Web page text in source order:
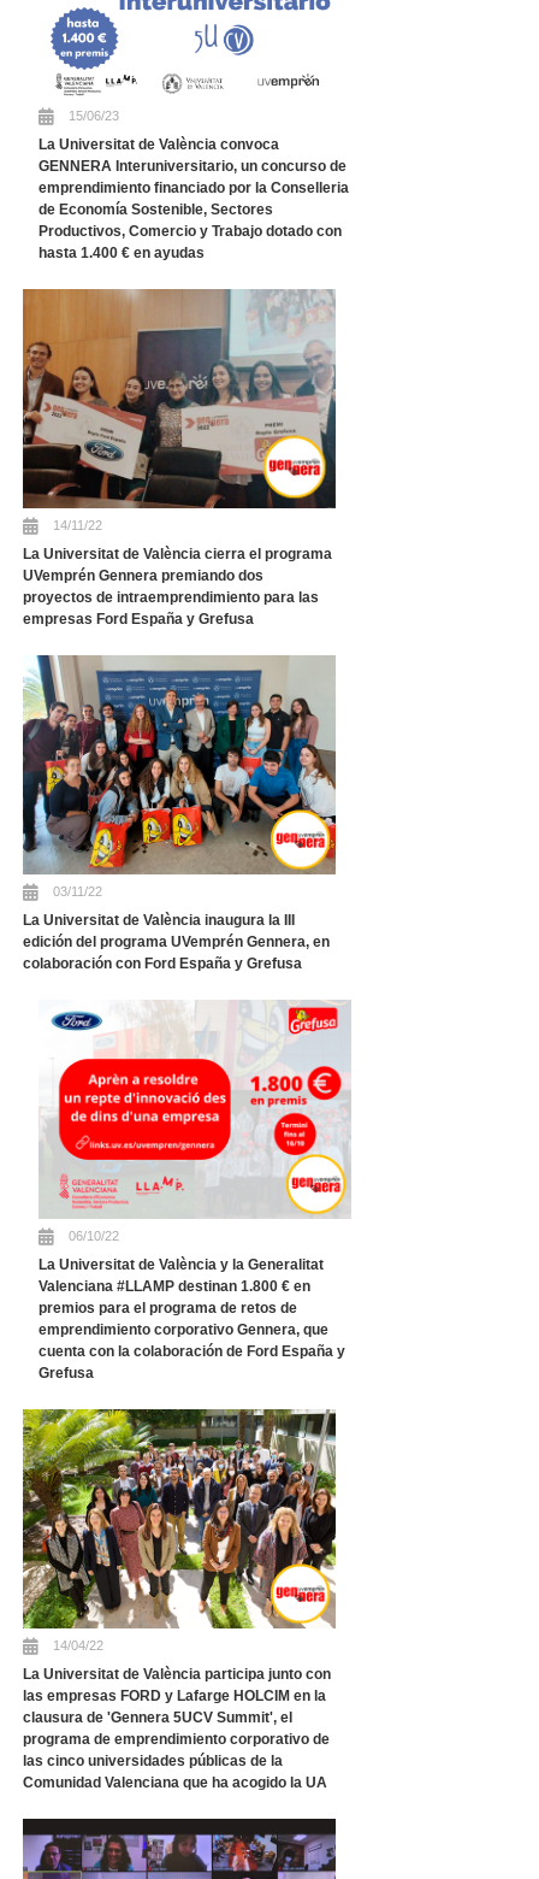
15/06/23
La Universitat de València convoca
GENNERA Interuniversitario, un concurso de
emprendimiento financiado por la Conselleria
de Economía Sostenible, Sectores
Productivos, Comercio y Trabajo dotado con
hasta 1.400 € en ayudas
14/11/22
La Universitat de València cierra el programa
UVemprén Gennera premiando dos
proyectos de intraemprendimiento para las
empresas Ford España y Grefusa
03/11/22
La Universitat de València inaugura la III
edición del programa UVemprén Gennera, en
colaboración con Ford España y Grefusa
06/10/22
La Universitat de València y la Generalitat
Valenciana #LLAMP destinan 1.800 € en
premios para el programa de retos de
emprendimiento corporativo Gennera, que
cuenta con la colaboración de Ford España y
Grefusa
14/04/22
La Universitat de València participa junto con
las empresas FORD y Lafarge HOLCIM en la
clausura de 'Gennera 5UCV Summit', el
programa de emprendimiento corporativo de
las cinco universidades públicas de la
Comunidad Valenciana que ha acogido la UA